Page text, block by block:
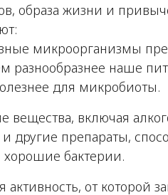
образа жизни и
микроорганизмы
разнообразнее наше
для микробиоты.
вещества, включая
другие препараты,
хорошие бактерии.
активность, от которой